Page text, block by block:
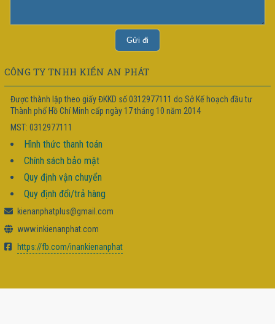
CÔNG TY TNHH KIẾN AN PHÁT
Được thành lập theo giấy ĐKKD số 0312977111 do Sở Kế hoạch đầu tư
Thành phố Hồ Chí Minh cấp ngày 17 tháng 10 năm 2014
MST: 0312977111
Hình thức thanh toán
Chính sách bảo mật
Quy định vận chuyển
Quy định đổi/trả hàng
kienanphatplus@gmail.com
www.inkienanphat.com
https://fb.com/inankienanphat